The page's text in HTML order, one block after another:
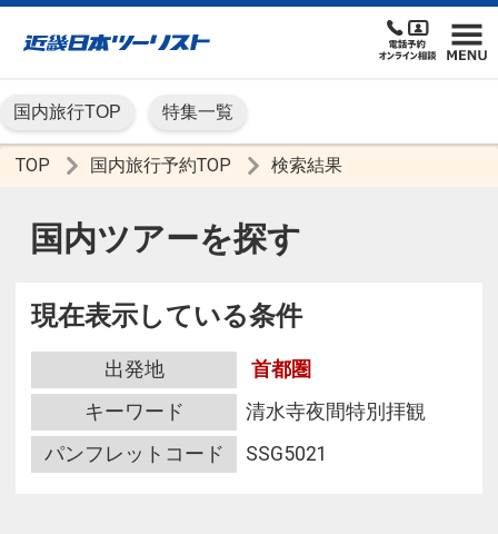
国内旅行TOP 特集一覧
TOP 国内旅行予約TOP 検索結果
国内ツアーを探す
現在表示している条件
出発地
首都圏
キーワード
清水寺夜間特別拝観
パンフレットコード
SSG5021